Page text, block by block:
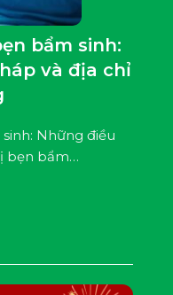
bẩm sinh:
và địa chỉ
Những điều
bẹn bẩm…